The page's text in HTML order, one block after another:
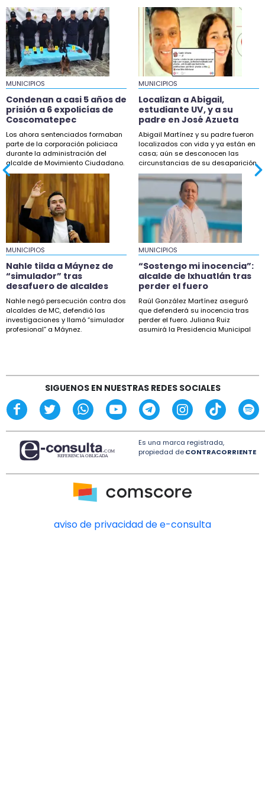
En Chocamán tiran barda y toman Palacio
molestos por obra
19:13
Localizan a Abigail, estudiante UV, y a su padre
en José Azueta
18:42
Buscan a Scarlet, menor desaparecida en
Coatzintla
18:33
Maestros de la UPAV bloquean Sefiplan por
adeudos salariales
18:32
Nahle tilda a Máynez de “simulador” tras
desafuero de alcaldes
18:04
Taxistas de Xalapa protestarán en fiscalía por
desaparición de Joel
16:50
Sheinbaum descarta proyecto de fracking en
norte de Veracruz
15:27
“Sostengo mi inocencia”: alcalde de Ixhuatlán
tras perder el fuero
MUNICIPIOS
Condenan a casi 5 años de
prisión a 6 expolicías de
Coscomatepec
Los ahora sentenciados formaban
parte de la corporación policiaca
durante la administración del
alcalde de Movimiento Ciudadano.
MUNICIPIOS
Localizan a Abigail,
estudiante UV, y a su
padre en José Azueta
Abigail Martínez y su padre fueron
localizados con vida y ya están en
casa; aún se desconocen las
circunstancias de su desaparición.
MUNICIPIOS
Nahle tilda a Máynez de
“simulador” tras
desafuero de alcaldes
Nahle negó persecución contra dos
alcaldes de MC, defendió las
investigaciones y llamó “simulador
profesional” a Máynez.
MUNICIPIOS
“Sostengo mi inocencia”:
alcalde de Ixhuatlán tras
perder el fuero
Raúl González Martínez aseguró
que defenderá su inocencia tras
perder el fuero. Juliana Ruiz
asumirá la Presidencia Municipal
SIGUENOS EN NUESTRAS REDES SOCIALES
Es una marca registrada,
propiedad deCONTRACORRIENTE
aviso de privacidad de e-consulta